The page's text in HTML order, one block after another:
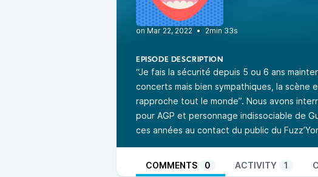
• 2min 33s
EPISODE DESCRIPTION
“Je fais la sécurité depuis 5 ou 6 ans
concerts mais bien sympathiques, la scène
rapproche tout le monde”. Nous avons
pour AGP et personnage indissociable de
ces années au contact du public du
COMMENTS 0 ACTIVITY 1